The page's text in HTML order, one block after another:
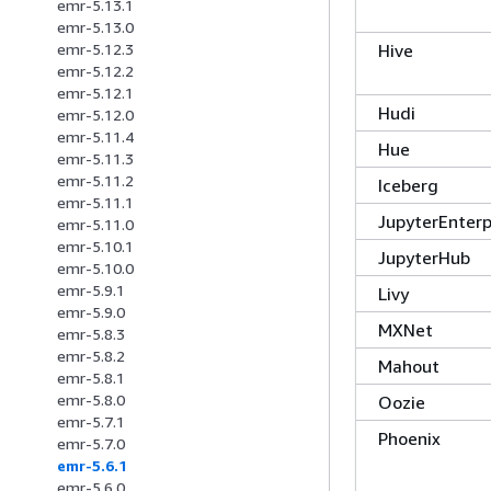
emr-5.13.1
emr-5.13.0
emr-5.12.3
emr-5.12.2
emr-5.12.1
emr-5.12.0
emr-5.11.4
emr-5.11.3
emr-5.11.2
emr-5.11.1
emr-5.11.0
emr-5.10.1
emr-5.10.0
emr-5.9.1
emr-5.9.0
emr-5.8.3
emr-5.8.2
emr-5.8.1
emr-5.8.0
emr-5.7.1
emr-5.7.0
emr-5.6.1
Hive
Hudi
Hue
Iceberg
JupyterHub
Livy
MXNet
Mahout
Oozie
Phoenix